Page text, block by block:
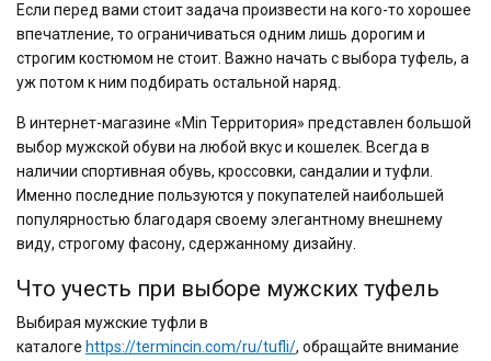
Если перед вами стоит задача произвести на кого-то хорошее
впечатление, то ограничиваться одним лишь дорогим и
строгим костюмом не стоит. Важно начать с выбора туфель, а
уж потом к ним подбирать остальной наряд.
В интернет-магазине «Min Территория» представлен большой
выбор мужской обуви на любой вкус и кошелек. Всегда в
наличии спортивная обувь, кроссовки, сандалии и туфли.
Именно последние пользуются у покупателей наибольшей
популярностью благодаря своему элегантному внешнему
виду, строгому фасону, сдержанному дизайну.
Что учесть при выборе мужских туфель
Выбирая мужские туфли в
каталоге https://termincin.com/ru/tufli/, обращайте внимание